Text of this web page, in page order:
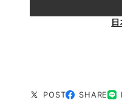
POST SHARE